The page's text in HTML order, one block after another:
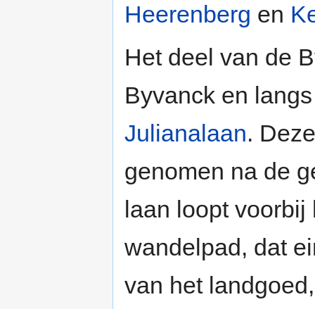
Heerenberg en
Het deel van de
Byvanck en
Julianalaan.
genomen na de
laan loopt
wandelpad, dat
van het